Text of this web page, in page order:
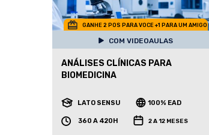
GANHE 2 POS PARA VOCE +1 PARA UM AMIGO
COM VIDEOAULAS
ANÁLISES CLÍNICAS PARA
BIOMEDICINA
LATO SENSU 100% EAD
360 A 420H 2 A 12 MESES